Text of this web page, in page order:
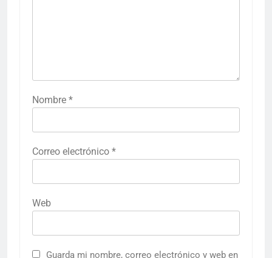
Nombre *
Correo electrónico *
Web
Guarda mi nombre, correo electrónico y web en